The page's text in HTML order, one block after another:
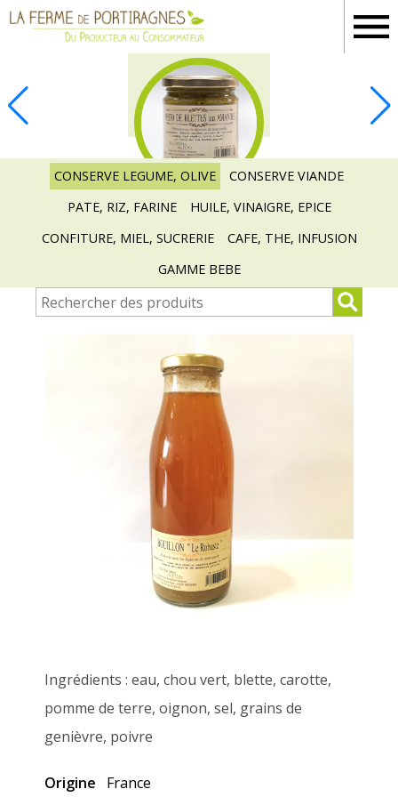
Portiragnes
EPICERIE
CONSERVE LEGUME, OLIVE
CONSERVE VIANDE
PATE, RIZ, FARINE
HUILE, VINAIGRE, EPICE
CONFITURE, MIEL, SUCRERIE
CAFE, THE, INFUSION
GAMME BEBE
Ingrédients : eau, chou vert, blette, carotte,
pomme de terre, oignon, sel, grains de
genièvre, poivre
Origine France